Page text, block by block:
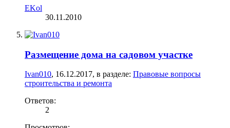
EKol
30.11.2010
Размещение дома на садовом участке
Ivan010, 16.12.2017, в разделе: Правовые вопросы
строительства и ремонта
Ответов:
2